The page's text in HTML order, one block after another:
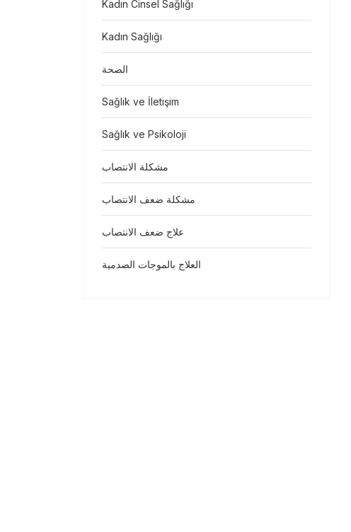
Kadın Cinsel Sağlığı
Kadın Sağlığı
الصحة
Sağlık ve İletişim
Sağlık ve Psikoloji
مشكلة الانتصاب
مشكلة ضعف الانتصاب
علاج ضعف الانتصاب
العلاج بالموجات الصدمية